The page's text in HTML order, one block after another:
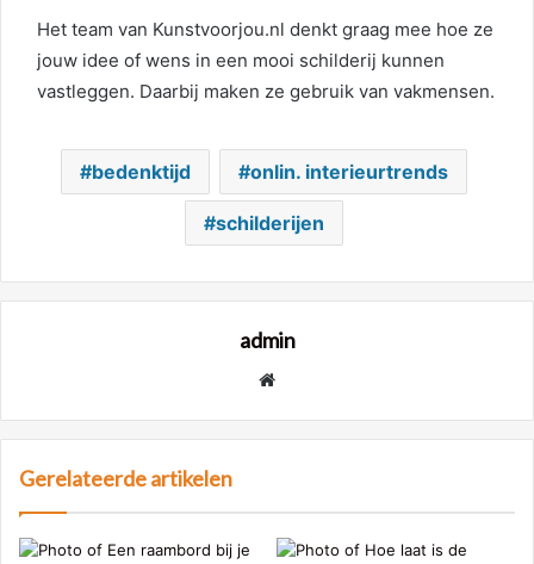
Het team van Kunstvoorjou.nl denkt graag mee hoe ze
jouw idee of wens in een mooi schilderij kunnen
vastleggen. Daarbij maken ze gebruik van vakmensen.
bedenktijd onlin. interieurtrends
schilderijen
admin
Website
Gerelateerde artikelen